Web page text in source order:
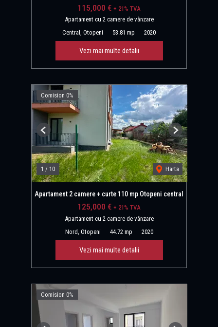
115,000 € + 21% TVA
Apartament cu 2 camere de vânzare
Central, Otopeni
53.81 mp 2020
Vezi mai multe detalii
Comision 0%
1 / 10 Harta
Previous Next
Apartament 2 camere + curte 110 mp Otopeni central
125,000 € + 21% TVA
Apartament cu 2 camere de vânzare
Nord, Otopeni
44.72 mp 2020
Vezi mai multe detalii
Comision 0%